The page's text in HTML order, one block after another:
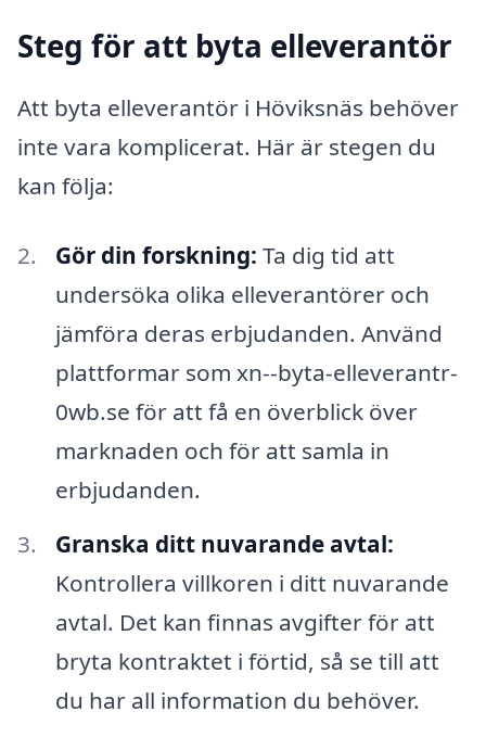
Steg för att byta elleverantör
Att byta elleverantör i Höviksnäs behöver
inte vara komplicerat. Här är stegen du
kan följa:
Gör din forskning: Ta dig tid att
undersöka olika elleverantörer och
jämföra deras erbjudanden. Använd
plattformar som xn--byta-elleverantr-
0wb.se för att få en överblick över
marknaden och för att samla in
erbjudanden.
Granska ditt nuvarande avtal:
Kontrollera villkoren i ditt nuvarande
avtal. Det kan finnas avgifter för att
bryta kontraktet i förtid, så se till att
du har all information du behöver.